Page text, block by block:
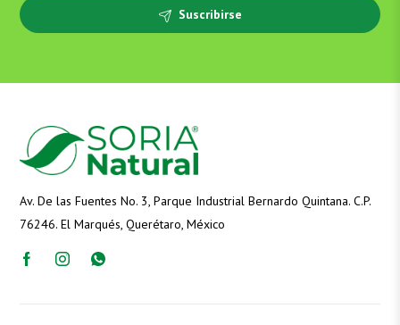
Suscribirse
Av. De las Fuentes No. 3, Parque Industrial Bernardo Quintana. C.P.
76246. El Marqués, Querétaro, México